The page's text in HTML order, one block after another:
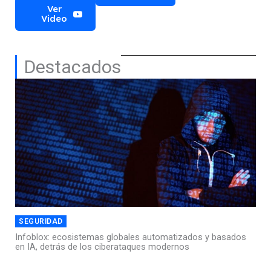
Ver
Video
Destacados
SEGURIDAD
Infoblox: ecosistemas globales automatizados y basados
en IA, detrás de los ciberataques modernos